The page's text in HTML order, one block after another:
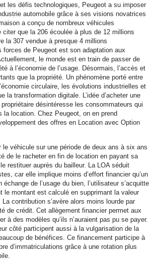
les défis technologiques, Peugeot a su imposer
automobile grâce à ses visions novatrices
a conçu de nombreux véhicules
citer que la 206 écoulée à plus de 12 millions
la 307 vendue à presque 4 millions
forces de Peugeot est son adaptation aux
le monde est en train de passer de
à l’économie de l’usage. Désormais, l’accès et
que la propriété. Un phénomène porté entre
circulaire, les évolutions industrielles et
la transformation digitale. L’idée d’acheter une
désintéresse les consommateurs qui
la location. Chez Peugeot, on en prend
des offres en Location avec Option
le véhicule sur une période de deux ans à six ans
de le racheter en fin de location en payant sa
restituer auprès du bailleur. La LOA séduit
car elle implique moins d’effort financier qu’un
de l’usage du bien, l’utilisateur s’acquitte
le montant est calculé en supprimant la valeur
contribution s’avère alors moins lourde par
de crédit. Cet allègement financier permet aux
à des modèles qu’ils n’auraient pas pu se payer.
côté participent aussi à la vulgarisation de la
de bénéfices. Ce financement participe à
d’immatriculations grâce à une rotation plus